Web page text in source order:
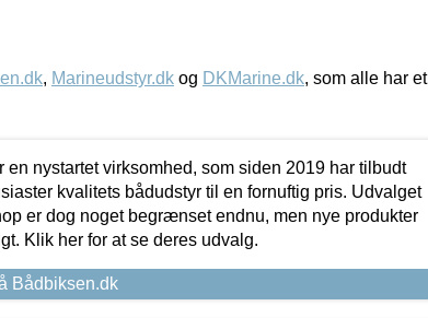
, Marineudstyr.dk og DKMarine.dk, som alle har et
en nystartet virksomhed, som siden 2019 har tilbudt
kvalitets bådudstyr til en fornuftig pris. Udvalget
er dog noget begrænset endnu, men nye produkter
Klik her for at se deres udvalg.
Bådbiksen.dk